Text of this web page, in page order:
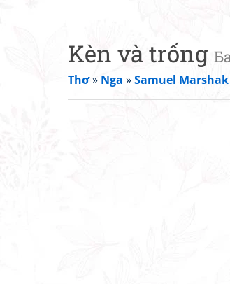
Kèn và trống
Thơ» Nga »Samuel Marshak